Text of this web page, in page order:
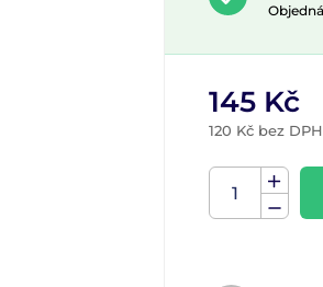
145 Kč
120 Kč bez DPH